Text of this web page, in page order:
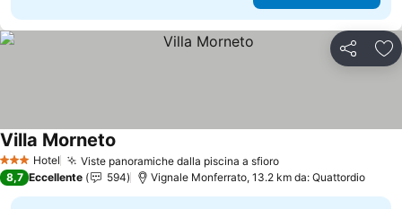
Condividi
3 StelleHotel Viste panoramiche dalla piscina a sfioroScopri i prezzi
Villa Morneto
8,7 Eccellente 594 Vignale Monferrato, 13.2 km da: Quattordio